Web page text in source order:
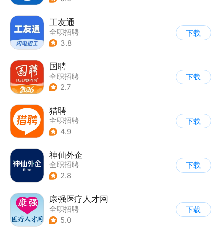
工友通
全职招聘
3.8
下载
国聘
全职招聘
2.7
下载
猎聘
全职招聘
4.9
下载
神仙外企
全职招聘
2.8
下载
康强医疗人才网
全职招聘
5.0
下载